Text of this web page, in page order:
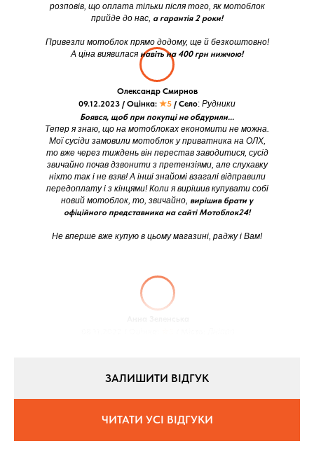
Боявся, щоб при покупці не обдурили...
Тепер я знаю, що на мотоблоках економити не можна.
Мої сусіди замовили мотоблок у приватника на ОЛХ,
то вже через тиждень він перестав заводитися, сусід
звичайно почав дзвонити з претензіями, але слухавку
ніхто так і не взяв! А інші знайомі взагалі відправили
передоплату і з кінцями! Коли я вирішив купувати собі
новий мотоблок, то, звичайно, вирішив брати у
офіційного представника на сайті Мотоблок24!
Не вперше вже купую в цьому магазині, раджу і Вам!
Олександр Смирнов
09.12.2023 / Оцінка: ★5 / Село: Рудники
розповів, що оплата тільки після того, як мотоблок
прийде до нас, а гарантія 2 роки!
Привезли мотоблок прямо додому, ще й безкоштовно!
А ціна виявилася навіть на 400 грн нижчою!
ЗАЛИШИТИ ВІДГУК
ЧИТАТИ УСІ ВІДГУКИ